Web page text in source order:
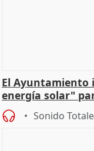
El Ayuntamiento
energía solar"
Sonido